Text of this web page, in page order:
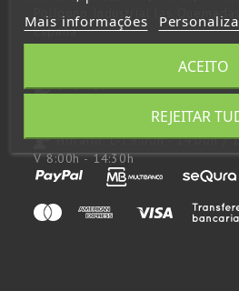
Polígono Industrial las
España
648 923 797
consultas@andupil.com
Horário:L-J 9:00h - 14:00h /
V 8:00h - 14:30h
Mais informações
REJEITAR
ACEITO